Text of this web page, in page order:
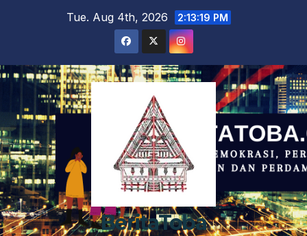
Tue. Aug 4th, 2026 2:13:20 PM
BeritaToba